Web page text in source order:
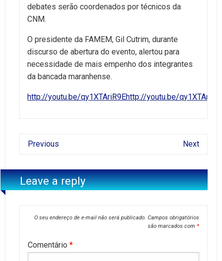
debates serão coordenados por técnicos da
CNM.
O presidente da FAMEM, Gil Cutrim, durante
discurso de abertura do evento, alertou para
necessidade de mais empenho dos integrantes
da bancada maranhense.
http://youtu.be/qy1XTAriR9Ehttp://youtu.be/
Previous Next
Leave a reply
O seu endereço de e-mail não será publicado. Campos obrigatórios
são marcados com *
Comentário *